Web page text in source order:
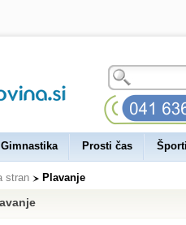
Gimnastika Prosti čas
stran Plavanje